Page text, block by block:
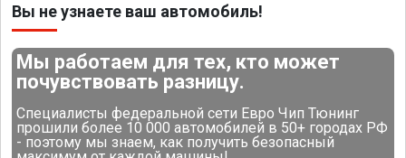
Вы не узнаете ваш автомобиль!
Мы работаем для тех, кто может
почувствовать разницу.
Специалисты федеральной сети Евро Чип Тюнинг
прошили более 10 000 автомобилей в 50+ городах РФ
- поэтому мы знаем, как получить безопасный